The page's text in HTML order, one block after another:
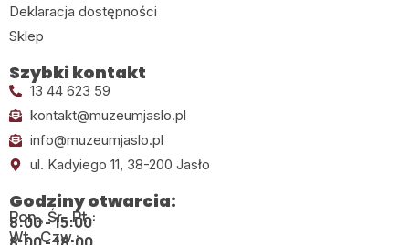
Deklaracja dostępności
Sklep
Szybki kontakt
13 44 623 59
kontakt@muzeumjaslo.pl
info@muzeumjaslo.pl
ul. Kadyiego 11, 38-200 Jasło
Godziny otwarcia:
Pon., Śr., Pt.:
8:00 - 15:00
Wt., Czw.: